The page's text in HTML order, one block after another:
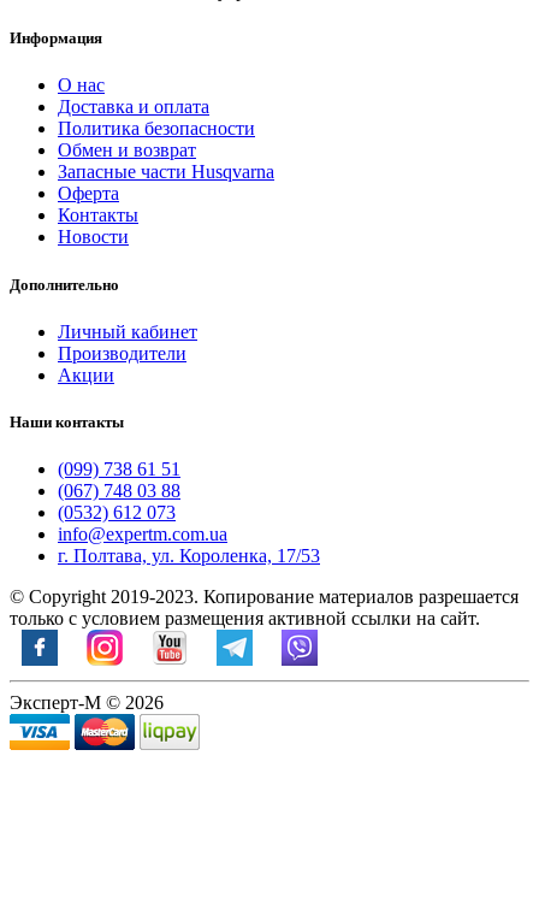
Информация
О нас
Доставка и оплата
Политика безопасности
Обмен и возврат
Запасные части Husqvarna
Оферта
Контакты
Новости
Дополнительно
Личный кабинет
Производители
Акции
Наши контакты
(099) 738 61 51
(067) 748 03 88
(0532) 612 073
info@expertm.com.ua
г. Полтава, ул. Короленка, 17/53
© Copyright 2019-2023. Копирование материалов разрешается
только с условием размещения активной ссылки на сайт.
Эксперт-М © 2026